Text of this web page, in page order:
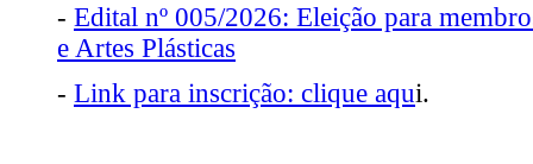
- Edital nº 005/2026: Eleição para
e Artes Plásticas
- Link para inscrição: clique aqui.